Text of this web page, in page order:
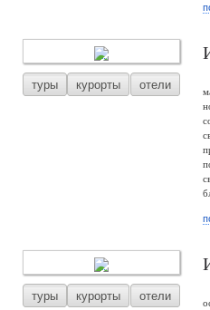
туры курорты отели
туры курорты отели